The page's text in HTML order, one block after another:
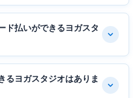
ド払いができるヨガスタ
るヨガスタジオはありま